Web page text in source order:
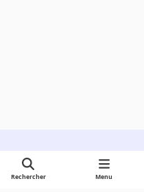
Rechercher Menu